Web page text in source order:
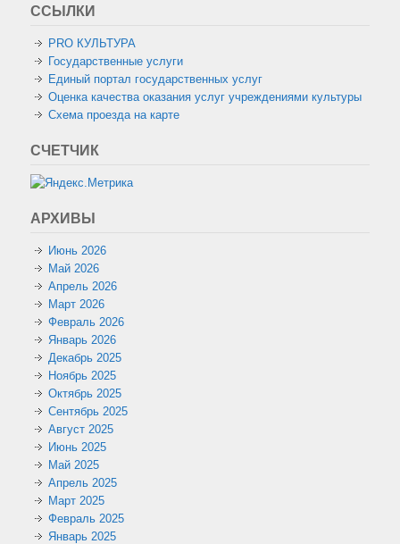
ССЫЛКИ
PRO КУЛЬТУРА
Государственные услуги
Единый портал государственных услуг
Оценка качества оказания услуг учреждениями культуры
Схема проезда на карте
СЧЕТЧИК
АРХИВЫ
Июнь 2026
Май 2026
Апрель 2026
Март 2026
Февраль 2026
Январь 2026
Декабрь 2025
Ноябрь 2025
Октябрь 2025
Сентябрь 2025
Август 2025
Июнь 2025
Май 2025
Апрель 2025
Март 2025
Февраль 2025
Январь 2025